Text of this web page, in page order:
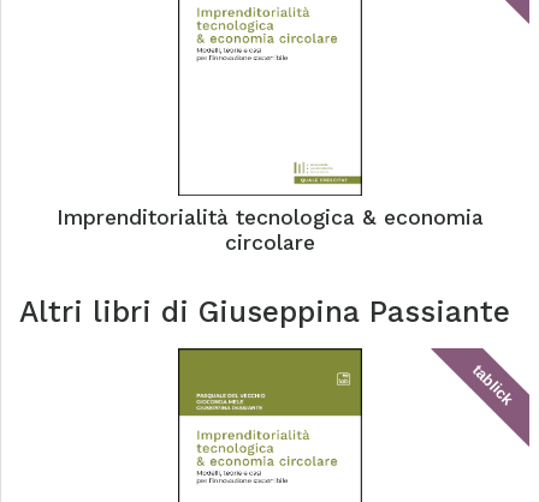
Imprenditorialità tecnologica & economia
circolare
Altri libri di Giuseppina Passiante
tablick